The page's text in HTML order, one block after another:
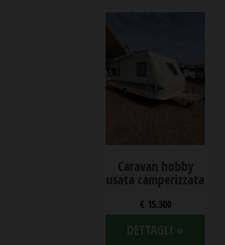
Caravan hobby
usata camperizzata
€ 15.300
DETTAGLI »